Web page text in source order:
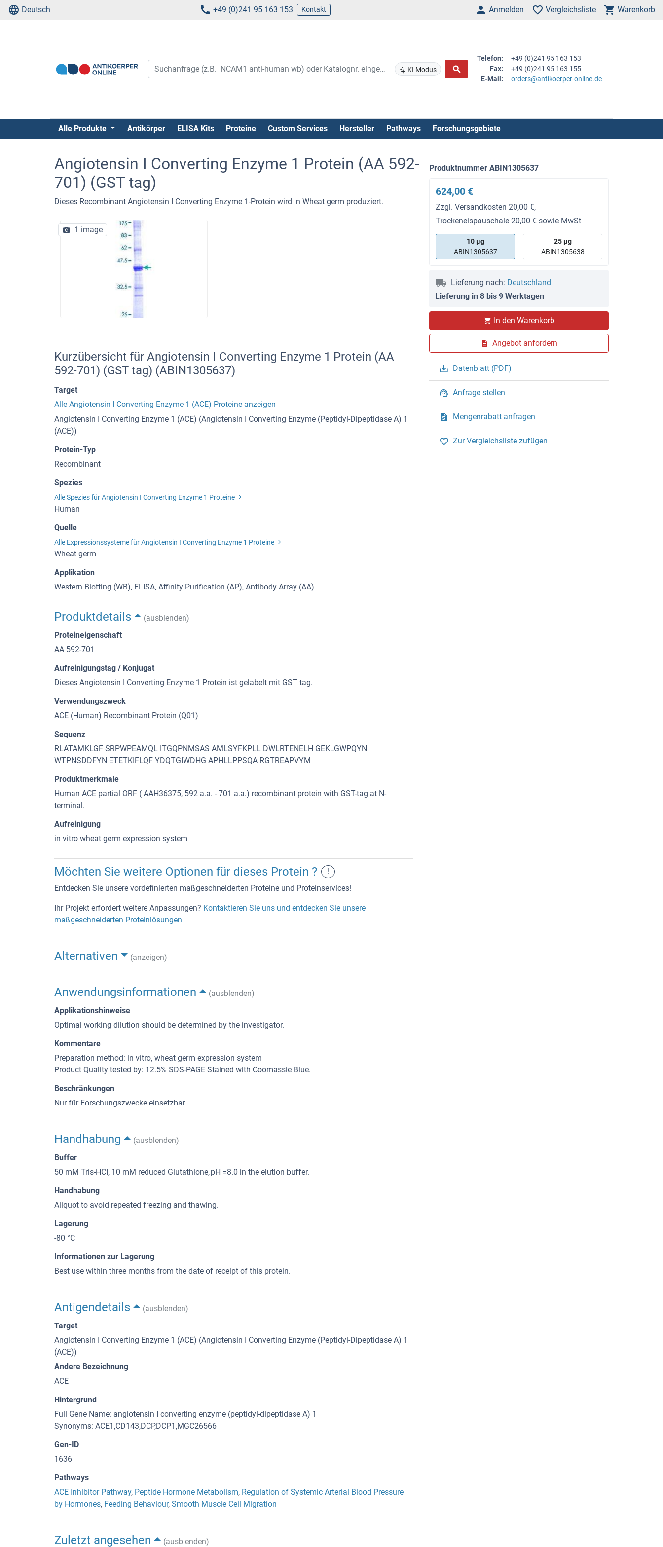
Deutsch +49 (0)241 95 163 153 Kontakt Anmelden Vergleichsliste Warenkorb
KI Modus
Telefon:
+49 (0)241 95 163 153
Fax:
+49 (0)241 95 163 155
E-Mail:
orders@antikoerper-online.de
Alle Produkte Antikörper ELISA Kits Proteine Custom Services Hersteller Pathways Forschungsgebiete
Angiotensin I Converting Enzyme 1 Protein (AA 592-
701) (GST tag)
Dieses Recombinant Angiotensin I Converting Enzyme 1-Protein wird in Wheat germ produziert.
1 image
Produktnummer ABIN1305637
624,00 €
Zzgl. Versandkosten 20,00 €,
Trockeneispauschale 20,00 € sowie MwSt
10 μg
ABIN1305637
25 μg
ABIN1305638
Lieferung nach: Deutschland
Lieferung in 8 bis 9 Werktagen
In den Warenkorb
Angebot anfordern
Datenblatt (PDF)
Anfrage stellen
Mengenrabatt anfragen
Zur Vergleichsliste zufügen
Kurzübersicht für Angiotensin I Converting Enzyme 1 Protein (AA
592-701) (GST tag) (ABIN1305637)
Target
Alle Angiotensin I Converting Enzyme 1 (ACE) Proteine anzeigen
Angiotensin I Converting Enzyme 1 (ACE) (Angiotensin I Converting Enzyme (Peptidyl-Dipeptidase A) 1
(ACE))
Protein-Typ
Recombinant
Spezies
Alle Spezies für Angiotensin I Converting Enzyme 1 Proteine
Human
Quelle
Alle Expressionssysteme für Angiotensin I Converting Enzyme 1 Proteine
Wheat germ
Applikation
Western Blotting (WB), ELISA, Affinity Purification (AP), Antibody Array (AA)
Produktdetails
(ausblenden)
Proteineigenschaft
AA 592-701
Aufreinigungstag / Konjugat
Dieses Angiotensin I Converting Enzyme 1 Protein ist gelabelt mit GST tag.
Verwendungszweck
ACE (Human) Recombinant Protein (Q01)
Sequenz
RLATAMKLGF SRPWPEAMQL ITGQPNMSAS AMLSYFKPLL DWLRTENELH GEKLGWPQYN
WTPNSDDFYN ETETKIFLQF YDQTGIWDHG APHLLPPSQA RGTREAPVYM
Produktmerkmale
Human ACE partial ORF ( AAH36375, 592 a.a. - 701 a.a.) recombinant protein with GST-tag at N-
terminal.
Aufreinigung
in vitro wheat germ expression system
Möchten Sie weitere Optionen für dieses Protein ?
!
Entdecken Sie unsere vordefinierten maßgeschneiderten Proteine und Proteinservices!
Ihr Projekt erfordert weitere Anpassungen? Kontaktieren Sie uns und entdecken Sie unsere
maßgeschneiderten Proteinlösungen
Alternativen (anzeigen)
Anwendungsinformationen
(ausblenden)
Applikationshinweise
Optimal working dilution should be determined by the investigator.
Kommentare
Preparation method: in vitro, wheat germ expression system
Product Quality tested by: 12.5% SDS-PAGE Stained with Coomassie Blue.
Beschränkungen
Nur für Forschungszwecke einsetzbar
Handhabung
(ausblenden)
Buffer
50 mM Tris-HCI, 10 mM reduced Glutathione, pH =8.0 in the elution buffer.
Handhabung
Aliquot to avoid repeated freezing and thawing.
Lagerung
-80 °C
Informationen zur Lagerung
Best use within three months from the date of receipt of this protein.
Antigendetails
(ausblenden)
Target
Angiotensin I Converting Enzyme 1 (ACE) (Angiotensin I Converting Enzyme (Peptidyl-Dipeptidase A) 1
(ACE))
Andere Bezeichnung
ACE
Hintergrund
Full Gene Name: angiotensin I converting enzyme (peptidyl-dipeptidase A) 1
Synonyms: ACE1,CD143,DCP,DCP1,MGC26566
Gen-ID
1636
Pathways
ACE Inhibitor Pathway, Peptide Hormone Metabolism, Regulation of Systemic Arterial Blood Pressure
by Hormones, Feeding Behaviour, Smooth Muscle Cell Migration
Zuletzt angesehen (ausblenden)